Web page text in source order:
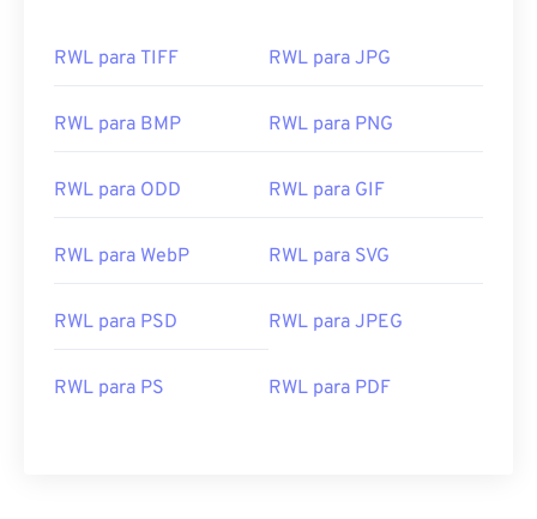
Como abrir um arquivo RWL?
É melhor abrir arquivos RWL com um produto da
Outros programas compatíveis com Windows para
Photo Studio.
MP. RWL também é suportado peloAdobe
Magix Photo Manager
RWL para TIFF RWL para JPG
RWL para BMP RWL para PNG
RWL para ODD RWL para GIF
RWL para WebP RWL para SVG
RWL para PSD RWL para JPEG
RWL para PS RWL para PDF